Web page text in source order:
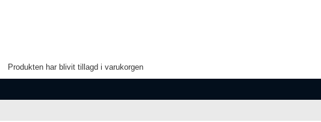
Produkten har blivit tillagd i varukorgen